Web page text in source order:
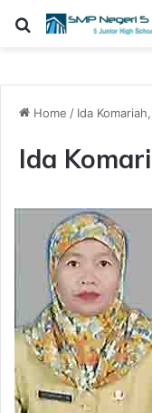
Search for
Home / Ida
Ida